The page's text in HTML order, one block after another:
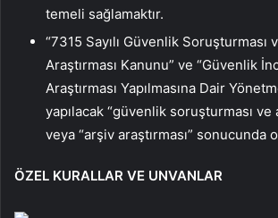
temeli sağlamaktır.
“7315 Sayılı Güvenlik Soruşturması
Araştırması Kanunu” ve “Güvenlik
Araştırması Yapılmasına Dair
yapılacak “güvenlik soruşturması ve
veya “arşiv araştırması” sonucunda
ÖZEL KURALLAR VE UNVANLAR